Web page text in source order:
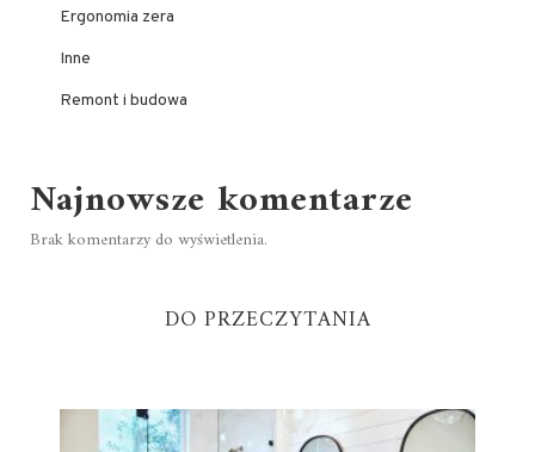
Ergonomia zera
Inne
Remont i budowa
Najnowsze komentarze
Brak komentarzy do wyświetlenia.
DO PRZECZYTANIA